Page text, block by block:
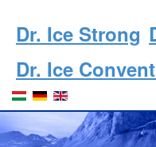
Dr. Ice Strong
Dr. Ice